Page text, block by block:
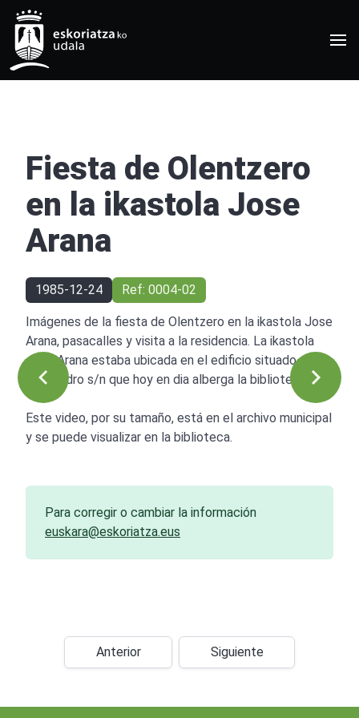
Fiesta de Olentzero
en la ikastola Jose
Arana
1985-12-24 Ref: 0004-02
Imágenes de la fiesta de Olentzero en la ikastola Jose
Arana, pasacalles y visita a la residencia. La ikastola
Jose Arana estaba ubicada en el edificio situado en
San Pedro s/n que hoy en dia alberga la biblioteca.
Este video, por su tamaño, está en el archivo municipal
y se puede visualizar en la biblioteca.
Para corregir o cambiar la información
euskara@eskoriatza.eus
Anterior Siguiente